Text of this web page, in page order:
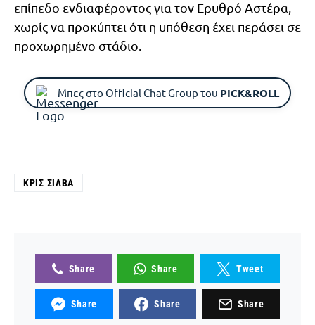
επίπεδο ενδιαφέροντος για τον Ερυθρό Αστέρα,
χωρίς να προκύπτει ότι η υπόθεση έχει περάσει σε
προχωρημένο στάδιο.
Μπες στο Official Chat Group του PICK&ROLL
ΚΡΙΣ ΣΊΛΒΑ
Share Share Tweet
Share Share Share